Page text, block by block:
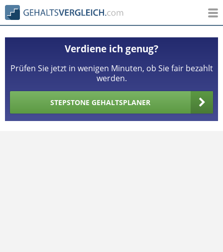
Verdiene ich genug?
Prüfen Sie jetzt in wenigen Minuten, ob Sie fair bezahlt
werden.
STEPSTONE GEHALTSPLANER